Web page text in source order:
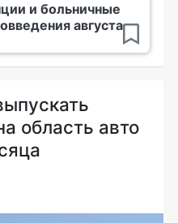
и больничные
августа
область авто